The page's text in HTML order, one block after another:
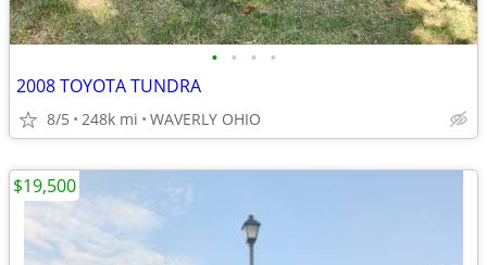
• • • •
2008 TOYOTA TUNDRA
8/5 248k mi WAVERLY OHIO
$19,500